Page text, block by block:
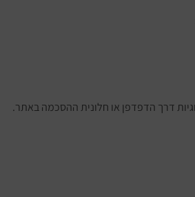
דרך הדפדפן או חלונית ההסכמה באתר.